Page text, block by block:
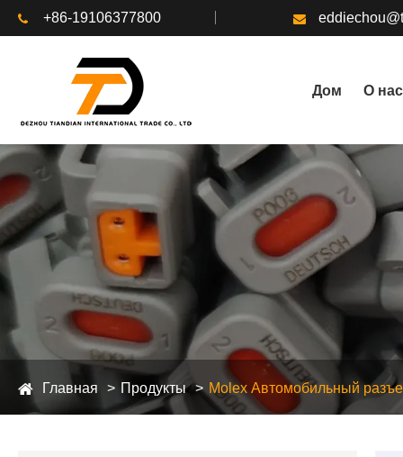
+86-19106377800
Дом О нас
Главная Продукты Molex Автомобильный